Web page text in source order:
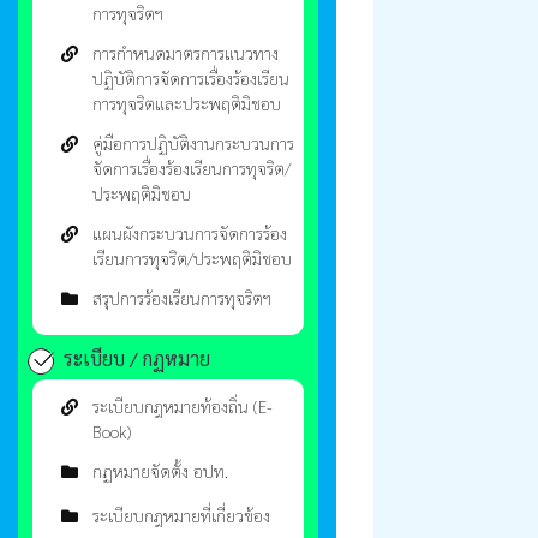
การทุจริตฯ
การกำหนดมาตรการแนวทาง
ปฏิบัติการจัดการเรื่องร้องเรียน
การทุจริตและประพฤติมิชอบ
คู่มือการปฏิบัติงานกระบวนการ
จัดการเรื่องร้องเรียนการทุจริต/
ประพฤติมิชอบ
แผนผังกระบวนการจัดการร้อง
เรียนการทุจริต/ประพฤติมิชอบ
สรุปการร้องเรียนการทุจริตฯ
ระเบียบ / กฏหมาย
ระเบียบกฎหมายท้องถิ่น (E-
Book)
กฏหมายจัดตั้ง อปท.
ระเบียบกฎหมายที่เกี่ยวข้อง